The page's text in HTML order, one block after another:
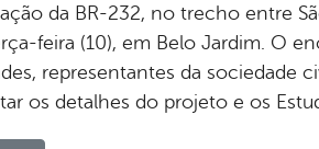
da BR-232, no trecho entre
feira (10), em Belo Jardim. O
representantes da sociedade
os detalhes do projeto e os